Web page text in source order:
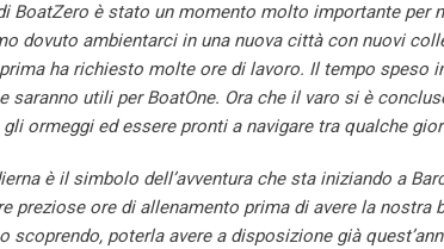
BoatZero è stato un momento molto importante per
dovuto ambientarci in una nuova città con nuovi
ha richiesto molte ore di lavoro. Il tempo speso
saranno utili per BoatOne. Ora che il varo si è
ormeggi ed essere pronti a navigare tra qualche
è il simbolo dell’avventura che sta iniziando a
preziose ore di allenamento prima di avere la nostra
scoprendo, poterla avere a disposizione già